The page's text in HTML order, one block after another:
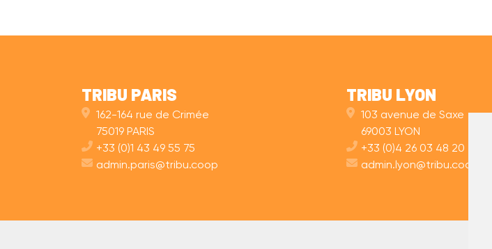
TRIBU PARIS
162-164 rue de Crimée
75019 PARIS
+33 (0)1 43 49 55 75
admin.paris@tribu.coop
TRIBU LYON
103 avenue de Saxe
69003 LYON
+33 (0)4 26 03 48 20
admin.lyon@tribu.coop